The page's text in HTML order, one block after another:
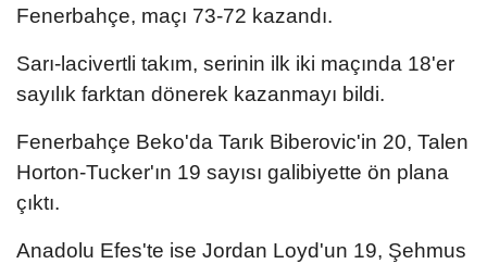
Fenerbahçe, maçı 73-72 kazandı.
Sarı-lacivertli takım, serinin ilk iki maçında 18'er
sayılık farktan dönerek kazanmayı bildi.
Fenerbahçe Beko'da Tarık Biberovic'in 20, Talen
Horton-Tucker'ın 19 sayısı galibiyette ön plana
çıktı.
Anadolu Efes'te ise Jordan Loyd'un 19, Şehmus